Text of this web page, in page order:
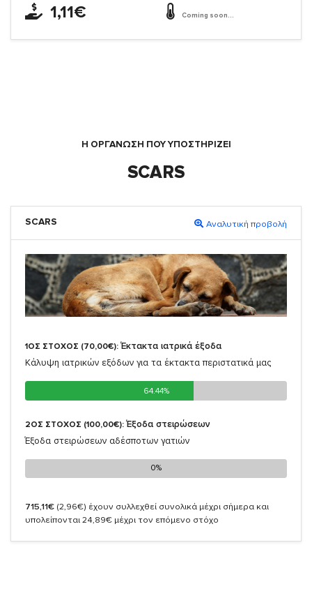
1,11€ Coming soon...
Η ΟΡΓΆΝΩΣΗ ΠΟΥ ΥΠΟΣΤΗΡΙΖΕΙ
SCARS
SCARS Αναλυτική προβολή
1ΟΣ ΣΤΟΧΟΣ (70,00€): Έκτακτα ιατρικά έξοδα
Κάλυψη ιατρικών εξόδων για τα έκτακτα περιστατικά μας
64.44%
64.44%
2ΟΣ ΣΤΟΧΟΣ (100,00€): Έξοδα στειρώσεων
Έξοδα στειρώσεων αδέσποτων γατιών
0%
0%
715,11€ (2,96€) έχουν συλλεχθεί συνολικά μέχρι σήμερα και
υπολείπονται 24,89€ μέχρι τον επόμενο στόχο